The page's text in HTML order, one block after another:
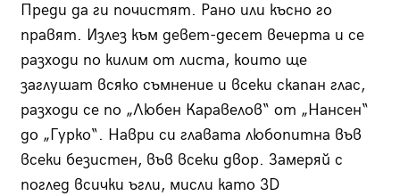
Преди да ги почистят. Рано или късно го
правят. Излез към девет-десет вечерта и се
разходи по килим от листа, които ще
заглушат всяко съмнение и всеки скапан глас,
разходи се по „Любен Каравелов“ от „Нансен“
до „Гурко“. Наври си главата любопитна във
всеки безистен, във всеки двор. Замеряй с
поглед всички ъгли, мисли като 3D